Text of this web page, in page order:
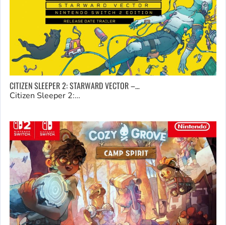
CITIZEN SLEEPER 2: STARWARD VECTOR –…
Citizen Sleeper 2:…